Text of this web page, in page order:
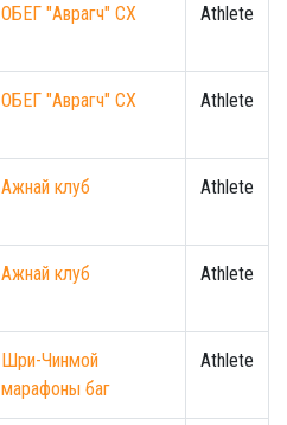
ОБЕГ "Аврагч" СХ Athlete
ОБЕГ "Аврагч" СХ Athlete
Ажнай клуб Athlete
Ажнай клуб Athlete
Шри-Чинмой
марафоны баг
Athlete